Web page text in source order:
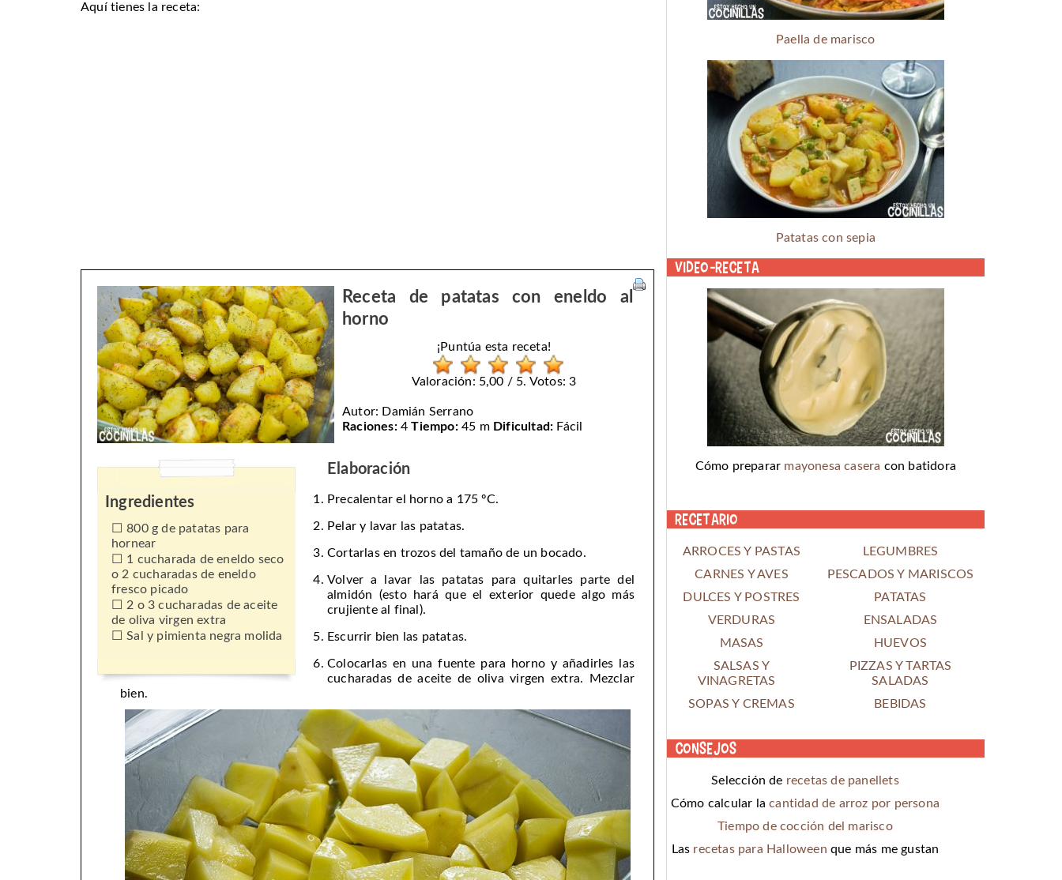
Aquí tienes la receta:
Receta de patatas con eneldo al
horno
¡Puntúa esta receta!
Valoración: 5,00 / 5. Votos: 3
Autor: Damián Serrano
Raciones: 4 Tiempo: 45 m Dificultad: Fácil
Ingredientes
800 g de patatas para
hornear
1 cucharada de eneldo seco
o 2 cucharadas de eneldo
fresco picado
2 o 3 cucharadas de aceite
de oliva virgen extra
Sal y pimienta negra molida
Elaboración
Precalentar el horno a 175 ºC.
Pelar y lavar las patatas.
Cortarlas en trozos del tamaño de un bocado.
Volver a lavar las patatas para quitarles parte del
almidón (esto hará que el exterior quede algo más
crujiente al final).
Escurrir bien las patatas.
Colocarlas en una fuente para horno y añadirles las
cucharadas de aceite de oliva virgen extra. Mezclar
bien.
Paella de marisco
Patatas con sepia
Video-receta
Cómo preparar mayonesa casera con batidora
Recetario
ARROCES Y PASTAS
LEGUMBRES
CARNES Y AVES
PESCADOS Y MARISCOS
DULCES Y POSTRES
PATATAS
VERDURAS
ENSALADAS
MASAS
HUEVOS
SALSAS Y
VINAGRETAS
PIZZAS Y TARTAS
SALADAS
SOPAS Y CREMAS
BEBIDAS
Consejos
Selección de recetas de panellets
Cómo calcular lacantidad de arroz por persona
Tiempo de cocción del marisco
Las recetas para Halloween que más me gustan